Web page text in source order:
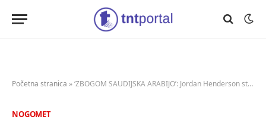
Početna stranica »‘ZBOGOM SAUDIJSKA ARABIJO’: Jordan Henderson stigao u Serie A i uključio se u borbu za Scudetto!
NOGOMET